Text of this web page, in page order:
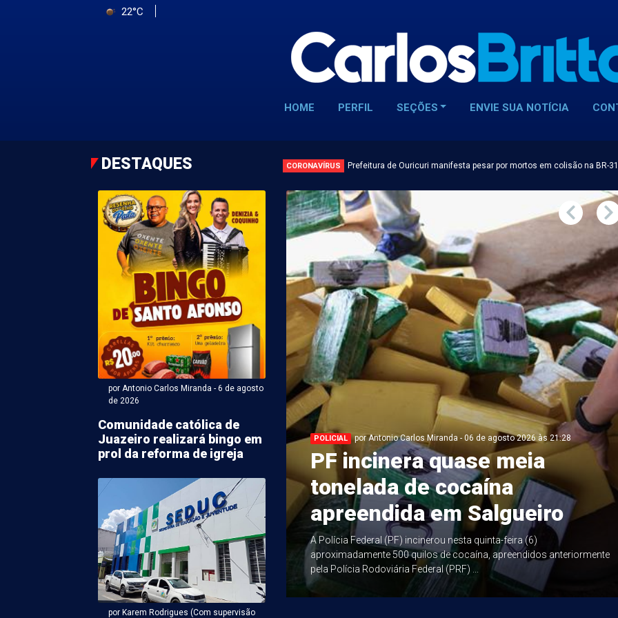
22°C
HOME PERFIL SEÇÕES ENVIE SUA NOTÍCIA
DESTAQUES CORONAVÍRUS Prefeitura de Ouricuri manifesta pesar por mortos em colisão na BR-
por Antonio Carlos Miranda - 6 de agosto
de 2026
Comunidade católica de
Juazeiro realizará bingo em
prol da reforma de igreja
por Karem Rodrigues (Com supervisão
Carlos Miranda - 06 de agosto 2026 às 18:50
a vice de João
tem maior
de bens em PE
governador de Pernambuco pela Frente Popular,
declarou R$ 3,7 milhões em bens à
POLICIAL por Antonio Carlos Miranda - 06 de agosto 2026 às 21:28
PF incinera quase meia
tonelada de cocaína
apreendida em Salgueiro
A Polícia Federal (PF) incinerou nesta quinta-feira (6)
aproximadamente 500 quilos de cocaína, apreendidos anteriormente
pela Polícia Rodoviária Federal (PRF) ...